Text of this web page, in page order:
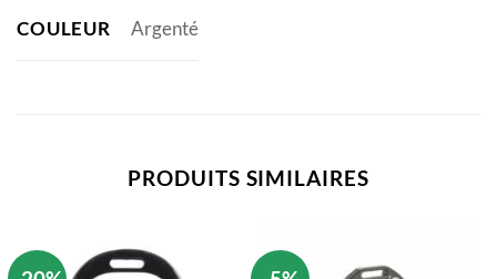
COULEUR Argenté
PRODUITS SIMILAIRES